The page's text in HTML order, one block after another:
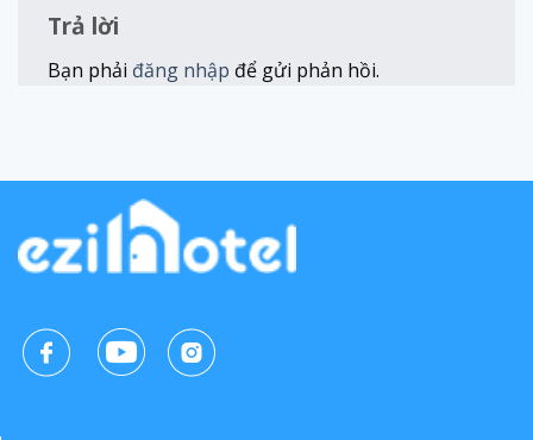
Trả lời
Bạn phải đăng nhập để gửi phản hồi.